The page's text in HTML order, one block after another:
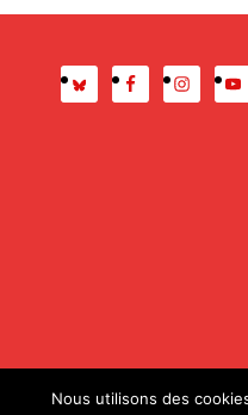
Presse
Nous utilisons des